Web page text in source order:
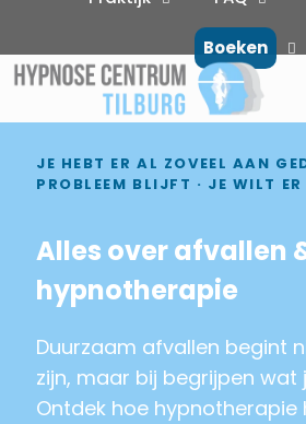
Boeken
JE HEBT ER AL ZOVEEL AAN
PROBLEEM BLIJFT · JE WILT
Alles over afvallen
hypnotherapie
Duurzaam afvallen begint
zijn, maar bij begrijpen wat
Ontdek hoe